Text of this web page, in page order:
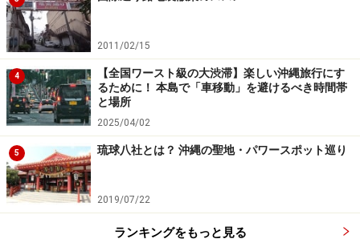
バカンスダイヤル (お客様専用問い合わせ先)：0088-21-
7005 (フリーコール)
※携帯電話・IP電話で繋がらないお客様はこちら：03-
5792-7627
宮古島 東洋一の砂浜と言われる与那覇前浜
ビーチの海開き
海開きが始まるとカラフルなパラソルに彩られ、賑やかにな
2011/02/15
4
【全国ワースト級の大渋滞】楽しい沖縄旅行にす
るために！ 本島で「車移動」を避けるべき時間帯
と場所
2025/04/02
5 琉球八社とは？ 沖縄の聖地・パワースポット巡り
2019/07/22
ランキングをもっと見る